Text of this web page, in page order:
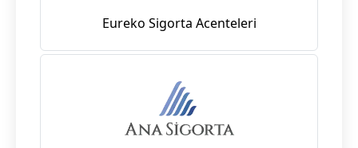
Eureko Sigorta Acenteleri